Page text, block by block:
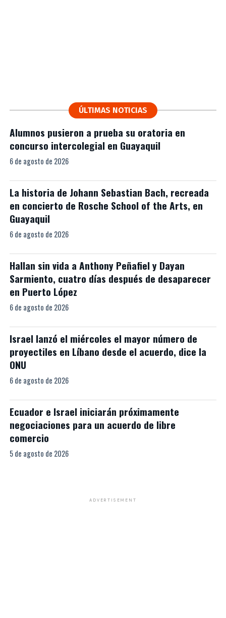
ÚLTIMAS NOTICIAS
Alumnos pusieron a prueba su oratoria en
concurso intercolegial en Guayaquil
6 de agosto de 2026
La historia de Johann Sebastian Bach, recreada
en concierto de Rosche School of the Arts, en
Guayaquil
6 de agosto de 2026
Hallan sin vida a Anthony Peñafiel y Dayan
Sarmiento, cuatro días después de desaparecer
en Puerto López
6 de agosto de 2026
Israel lanzó el miércoles el mayor número de
proyectiles en Líbano desde el acuerdo, dice la
ONU
6 de agosto de 2026
Ecuador e Israel iniciarán próximamente
negociaciones para un acuerdo de libre
comercio
5 de agosto de 2026
ADVERTISEMENT